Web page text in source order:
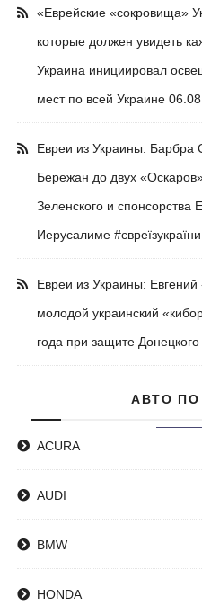
«Еврейские «сокровища»
которые должен увидеть
Украина инициировал
мест по всей Украине
Евреи из Украины: Барбра
Бережан до двух
Зеленского и спонсорства
Иерусалиме #євреїзукраїни
Евреи из Украины:
молодой украинский
года при защите
АВТО
ACURA
AUDI
BMW
HONDA